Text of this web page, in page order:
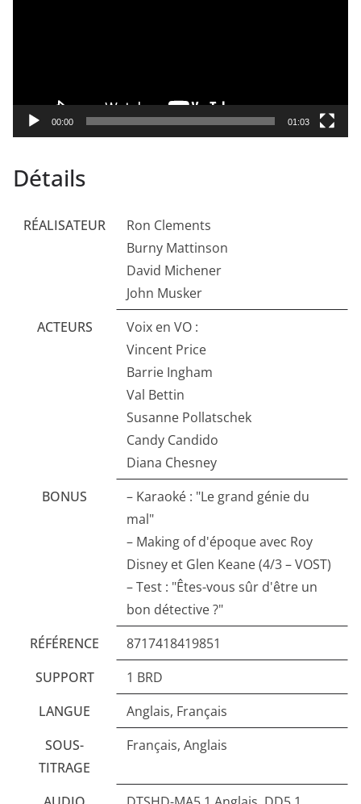
00:00 01:03
Détails
RÉALISATEUR
Ron Clements
Burny Mattinson
David Michener
John Musker
ACTEURS
Voix en VO :
Vincent Price
Barrie Ingham
Val Bettin
Susanne Pollatschek
Candy Candido
Diana Chesney
BONUS
– Karaoké : "Le grand génie du
mal"
– Making of d'époque avec Roy
Disney et Glen Keane (4/3 – VOST)
– Test : "Êtes-vous sûr d'être un
bon détective ?"
RÉFÉRENCE
8717418419851
SUPPORT
1 BRD
LANGUE
Anglais, Français
SOUS-
TITRAGE
Français, Anglais